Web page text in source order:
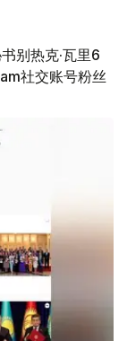
别热克·瓦里6
社交账号粉丝